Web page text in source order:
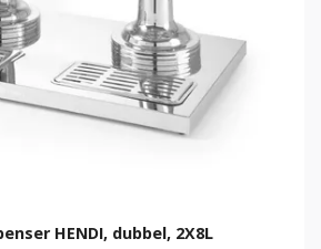
HENDI, dubbel, 2X8L